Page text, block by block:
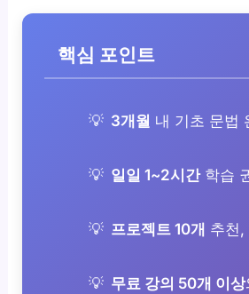
핵심 포인트
3개월 내 기초 문법
일일 1~2시간학습
프로젝트 10개 추천,
무료 강의 50개 이상